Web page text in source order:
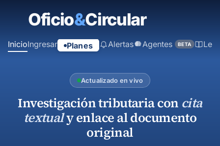
principal
InicioIngresar Planes Alertas Agentes BETA
Actualizado en vivo
Investigación tributaria con cita
textualy enlace al documento
original